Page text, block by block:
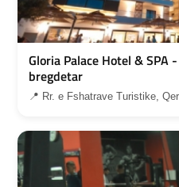
Gloria Palace Hotel &
bregdetar
📍 Rr. e Fshatrave Turistike,